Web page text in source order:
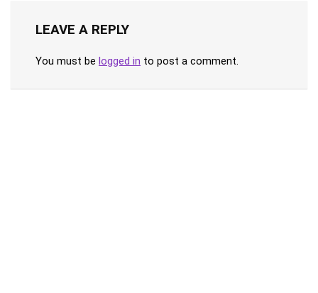
LEAVE A REPLY
You must be logged in to post a comment.